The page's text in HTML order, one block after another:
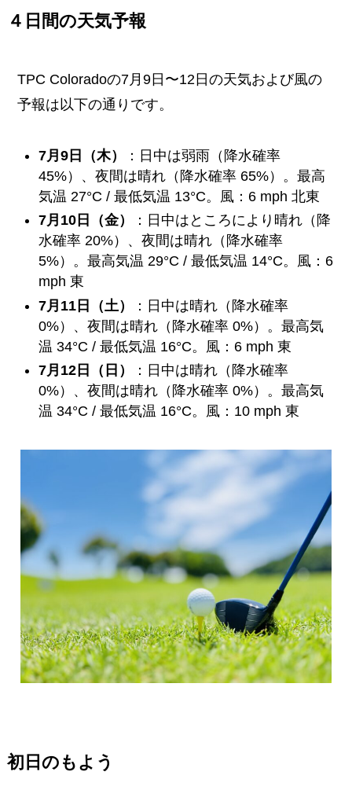
４日間の天気予報
TPC Coloradoの7月9日〜12日の天気および風の
予報は以下の通りです。
7月9日（木）
：日中は弱雨（降水確率
45%）、夜間は晴れ（降水確率 65%）。最高
気温 27°C / 最低気温 13°C。風：6 mph 北東
7月10日（金）
：日中はところにより晴れ（降
水確率 20%）、夜間は晴れ（降水確率
5%）。最高気温 29°C / 最低気温 14°C。風：6
mph 東
7月11日（土）
：日中は晴れ（降水確率
0%）、夜間は晴れ（降水確率 0%）。最高気
温 34°C / 最低気温 16°C。風：6 mph 東
7月12日（日）
：日中は晴れ（降水確率
0%）、夜間は晴れ（降水確率 0%）。最高気
温 34°C / 最低気温 16°C。風：10 mph 東
初日のもよう